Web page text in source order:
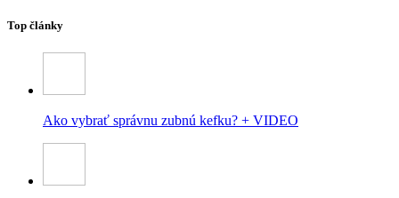
Top články
Ako vybrať správnu zubnú kefku? + VIDEO